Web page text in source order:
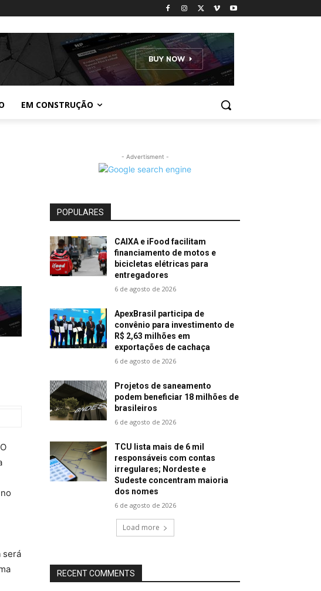
EM CONSTRUÇÃO
será
- Advertisment -
POPULARES
CAIXA e iFood facilitam
financiamento de motos e
bicicletas elétricas para
entregadores
6 de agosto de 2026
ApexBrasil participa de
convênio para investimento de
R$ 2,63 milhões em
exportações de cachaça
6 de agosto de 2026
Projetos de saneamento
podem beneficiar 18 milhões de
brasileiros
6 de agosto de 2026
TCU lista mais de 6 mil
responsáveis com contas
irregulares; Nordeste e
Sudeste concentram maioria
dos nomes
6 de agosto de 2026
Load more
RECENT COMMENTS